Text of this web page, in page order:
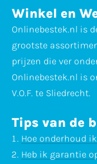
Winkel en
Onlinebestek.nl is
grootste
prijzen die ver
Onlinebestek.nl is
V.O.F. te Sliedrecht.
Tips van de
Hoe onderhoud
Heb ik garantie